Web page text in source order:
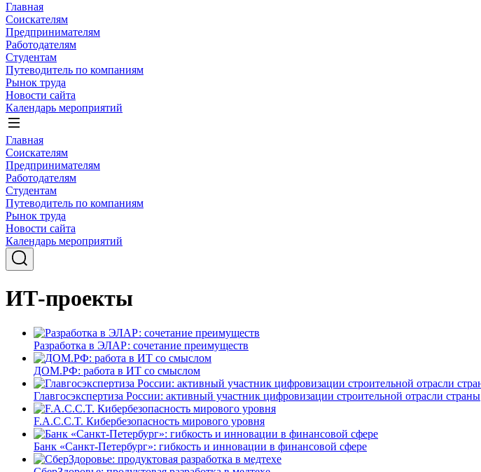
Главная
Соискателям
Предпринимателям
Работодателям
Студентам
Путеводитель по компаниям
Рынок труда
Новости сайта
Календарь мероприятий
Главная
Соискателям
Предпринимателям
Работодателям
Студентам
Путеводитель по компаниям
Рынок труда
Новости сайта
Календарь мероприятий
ИТ-проекты
Разработка в ЭЛАР: сочетание преимуществ
ДОМ.РФ: работа в ИТ со смыслом
Главгосэкспертиза России: активный участник цифровизации строительной отрасли страны
F.A.C.C.T. Кибербезопасность мирового уровня
Банк «Санкт-Петербург»: гибкость и инновации в финансовой сфере